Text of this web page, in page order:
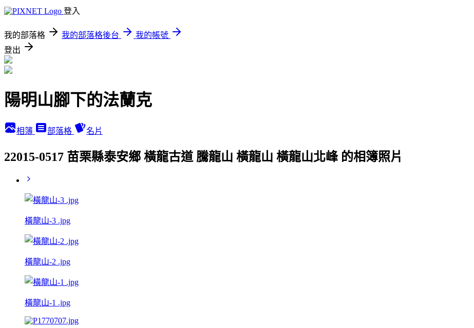
登入
我的部落格 我的部落格後台
我的帳號
登出
陽明山腳下的法蘭克
相簿 部落格 名片
22015-0517 苗栗縣泰安鄉 橫龍古道 騰龍山 橫龍山 橫龍山北峰 的相簿照片
橫龍山-3 .jpg
橫龍山-2 .jpg
橫龍山-1 .jpg